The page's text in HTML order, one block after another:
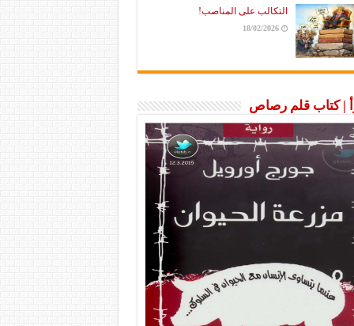
التكالب على المناصب!
18/02/2026
| كتاب قلم رصاص